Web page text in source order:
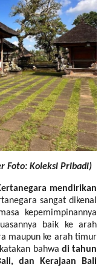
Foto: Koleksi Pribadi)
mendirikan
sangat dikenal
kepemimpinannya
baik ke arah
maupun ke arah timur
bahwa di tahun
dan Kerajaan Bali